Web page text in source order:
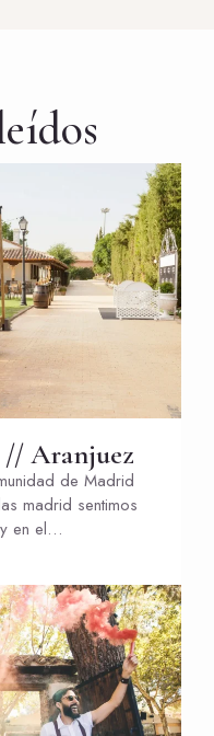
// Aranjuez
de Madrid
madrid sentimos
en el…